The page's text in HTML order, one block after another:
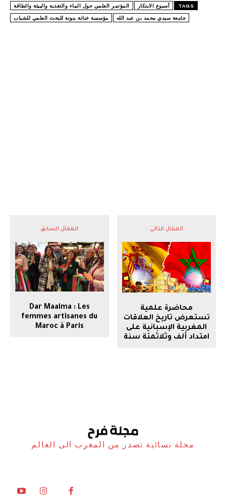
TAGS أسبوع الابتكار المؤتمر العلمي حول الماء والتغذية والبيئة والطاقة
جامعة سيدي محمد بن عبد الله مؤسسة خناتة بنونة للبحث العلمي للشباب
المقال السابق
Dar Maalma : Les
femmes artisanes du
Maroc à Paris
المقال التالي
محاضرة علمية
تستعرض تاريخ العلاقات
المغربية الإسبانية على
امتداد ألف وثلاثمئة سنة
مجلة نسائية تصدر من المغرب الى العالم